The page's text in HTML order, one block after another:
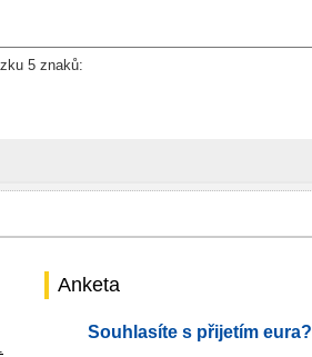
5 znaků:
Anketa
Souhlasíte s přijetím eura?